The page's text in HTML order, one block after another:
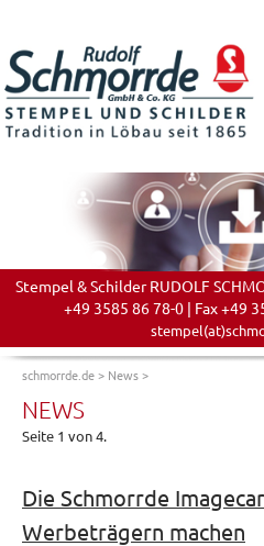
Stempel & Schilder RUDOLF
+49 3585 86 78-0 | Fax +49
schmorrde.de> News>
NEWS
Seite 1 von 4.
Die Schmorrde
Werbeträgern machen